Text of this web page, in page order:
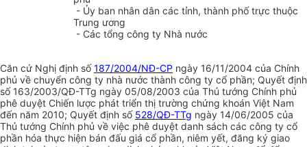
- Ủy ban nhân dân các tỉnh, thành phố trực thuộc
Trung ương
- Các tổng công ty Nhà nước
Căn cứ Nghị định số187/2004/NĐ-CP ngày 16/11/2004 của Chính
phủ về chuyển công ty nhà nước thành công ty cổ phần; Quyết định
số 163/2003/QĐ-TTg ngày 05/08/2003 của Thủ tướng Chính phủ
phê duyệt Chiến lược phát triển thị trường chứng khoán Việt Nam
đến năm 2010; Quyết định số 528/QĐ-TTg ngày 14/06/2005 của
Thủ tướng Chính phủ về việc phê duyệt danh sách các công ty cổ
phần hóa thực hiện bán đấu giá cổ phần, niêm yết, đăng ký giao